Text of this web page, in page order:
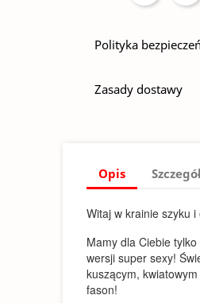
Polityka
Zasady dostawy
Opis
Witaj w krainie szyku
Mamy dla Ciebie
wersji super sexy!
kuszącym,
fason!